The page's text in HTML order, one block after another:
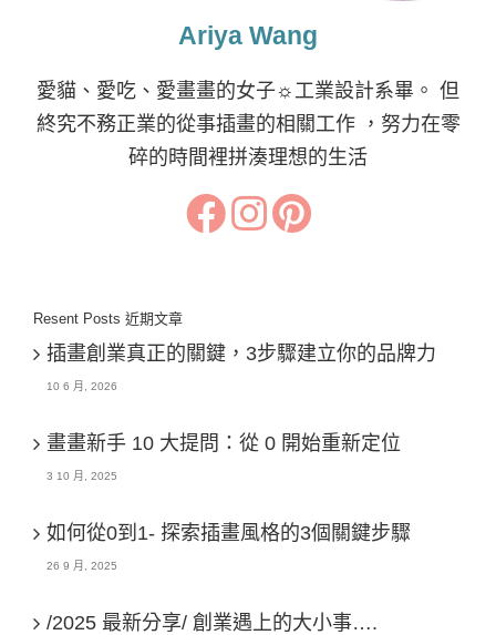
Ariya Wang
愛貓、愛吃、愛畫畫的女子☼工業設計系畢。 但
終究不務正業的從事插畫的相關工作 ，努力在零
碎的時間裡拼湊理想的生活
Resent Posts 近期文章
插畫創業真正的關鍵，3步驟建立你的品牌力
10 6 月, 2026
畫畫新手 10 大提問：從 0 開始重新定位
3 10 月, 2025
如何從0到1- 探索插畫風格的3個關鍵步驟
26 9 月, 2025
/2025 最新分享/ 創業遇上的大小事….